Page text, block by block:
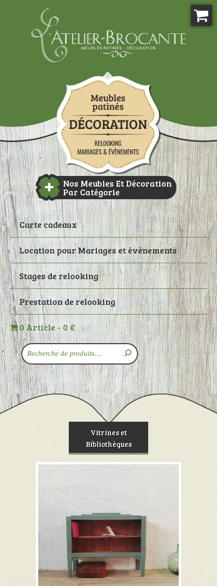
Nos Meubles Et Décoration
Par Catégorie
Carte cadeaux
Location pour Mariages et évènements
Stages de relooking
Prestation de relooking
0 Article 0 €
Recherche
Vitrines et
Bibliothèques